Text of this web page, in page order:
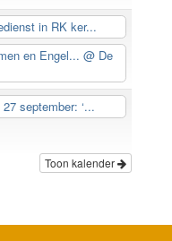
in RK ker...
en Engel...@ De
september: ‘...
Toon kalender